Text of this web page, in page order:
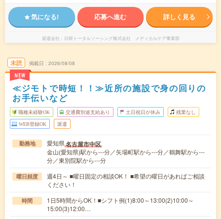
気になる! 応募へ進む 詳しく見る
派遣会社 日研トータルソーシング株式会社 メディカルケア事業部
未読
NEW
掲載日 2026/08/08
≪ジモトで時短！！≫近所の施設で身の回りの
お手伝いなど
職種未経験OK 交通費別途支給あり 土日祝日が休み 残業なし
WEB登録OK 派遣
勤務地 愛知県名古屋市中区
金山(愛知県)駅から---分／矢場町駅から---分／鶴舞駅から---
分／東別院駅から---分
曜日頻度
週4日～ ■曜日固定の相談OK！ ■希望の曜日があればご相談
ください！
時間
1日5時間からOK！■シフト例(1)8:00～13:00(2)10:00～
15:00(3)12:00…